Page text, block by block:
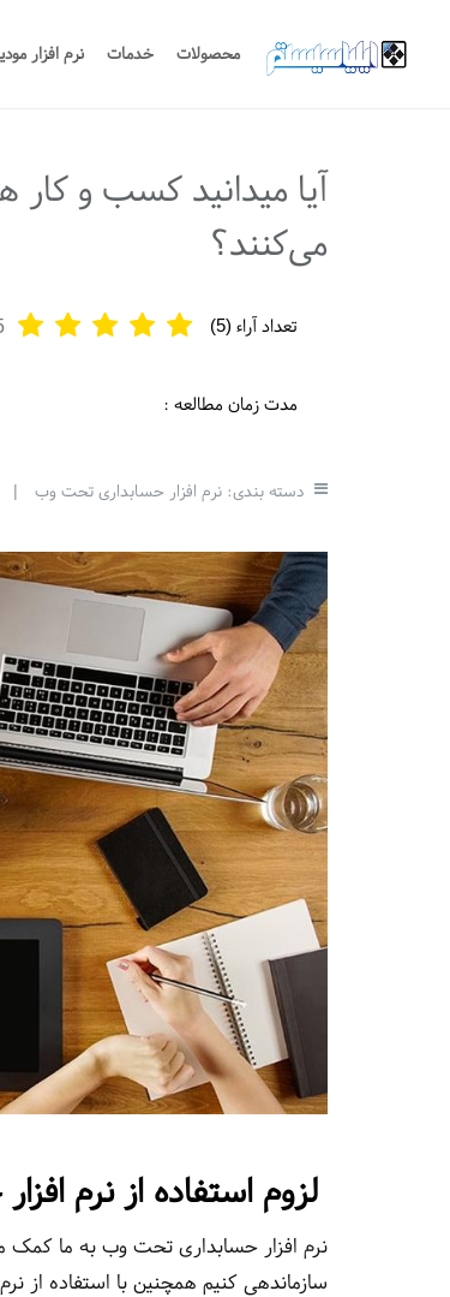
محصولات خدمات نرم افزار
آیا میدانید کسب و کار
می‌کنند؟
تعداد آراء (5
)
مدت زمان مطالعه :
دسته بندی: نرم افزار حسابداری تحت وب |
لزوم استفاده از نرم
نرم افزار حسابداری تحت وب به ما کمک
سازماندهی کنیم همچنین با استفاده از